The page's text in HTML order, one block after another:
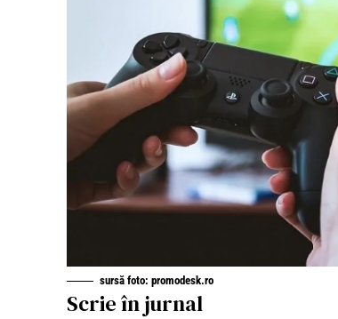
sursă foto: promodesk.ro
Scrie în jurnal